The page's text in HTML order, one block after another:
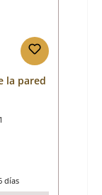
la pared
días